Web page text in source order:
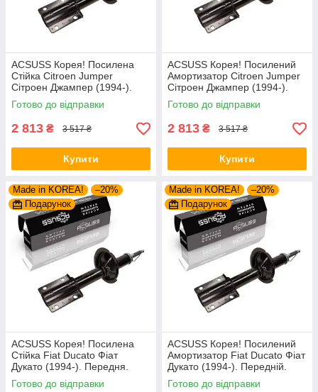
ACSUSS Корея! Посилена
Стійка Citroen Jumper
Сітроен Джампер (1994-).
Передня. Шток 25mm.
280975 , 635853
Готово до відправки
2 813 ₴ 3 517 ₴
Купити
ACSUSS Корея! Посилений
Амортизатор Citroen Jumper
Сітроен Джампер (1994-).
Передній. Шток 25mm.
280975 , 635853
Готово до відправки
2 813 ₴ 3 517 ₴
Купити
Made in KOREA!
–20%
Подарунок
ACSUSS Корея! Посилена
Стійка Fiat Ducato Фіат
Дукато (1994-). Передня.
Шток 25mm. 280975 , 635853
Готово до відправки
Made in KOREA!
–20%
Подарунок
ACSUSS Корея! Посилений
Амортизатор Fiat Ducato Фіат
Дукато (1994-). Передній.
Шток 25mm. 280975 , 635853
Готово до відправки